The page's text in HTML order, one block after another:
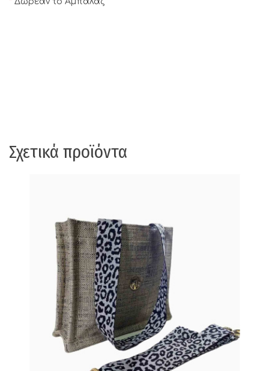
Σχετικά προϊόντα